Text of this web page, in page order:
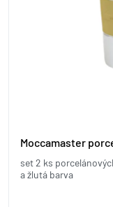
Moccamaster
set 2 ks
a žlutá barva